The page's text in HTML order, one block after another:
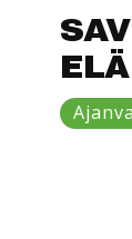
Etusivu